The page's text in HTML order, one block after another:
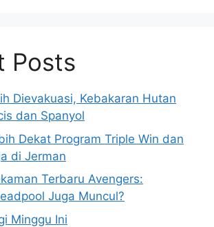
Posts
Dievakuasi, Kebakaran Hutan
dan Spanyol
Dekat Program Triple Win dan
di Jerman
Terbaru Avengers:
Juga Muncul?
Minggu Ini